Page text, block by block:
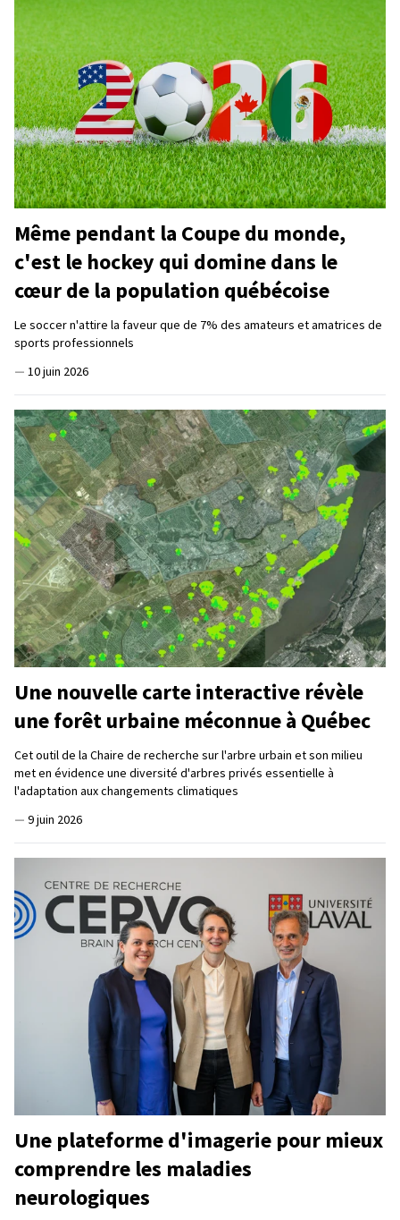
Même pendant la Coupe du monde,
c'est le hockey qui domine dans le
cœur de la population québécoise
Le soccer n'attire la faveur que de 7% des amateurs et amatrices de
sports professionnels
— 10 juin 2026
Une nouvelle carte interactive révèle
une forêt urbaine méconnue à Québec
Cet outil de la Chaire de recherche sur l'arbre urbain et son milieu
met en évidence une diversité d'arbres privés essentielle à
l'adaptation aux changements climatiques
— 9 juin 2026
Une plateforme d'imagerie pour mieux
comprendre les maladies
neurologiques